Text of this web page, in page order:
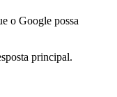
o Google possa
principal.